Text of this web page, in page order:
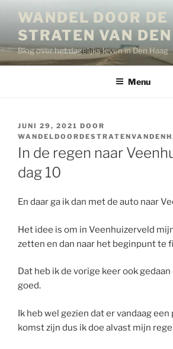
inhoud
WANDEL DOOR DE
STRATEN VAN
Blog over het dagelijks leven in Den Haag
Menu
GEPLAATST
OP
JUNI 29, 2021 DOOR
In de regen naar
dag 10
En daar ga ik dan met de auto naar
Het idee is om in Veenhuizerveld
zetten en dan naar het beginpunt te
Dat heb ik de vorige keer ook
goed.
Ik heb wel gezien dat er vandaag
komst zijn dus ik doe alvast mijn